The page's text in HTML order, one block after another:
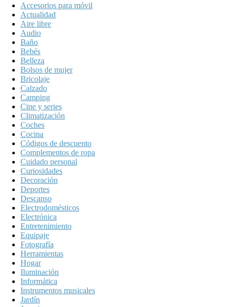
Accesorios para móvil
Actualidad
Aire libre
Audio
Baño
Bebés
Belleza
Bolsos de mujer
Bricolaje
Calzado
Camping
Cine y series
Climatización
Coches
Cocina
Códigos de descuento
Complementos de ropa
Cuidado personal
Curiosidades
Decoración
Deportes
Descanso
Electrodomésticos
Electrónica
Entretenimiento
Equipaje
Fotografía
Herramientas
Hogar
Iluminación
Informática
Instrumentos musicales
Jardín